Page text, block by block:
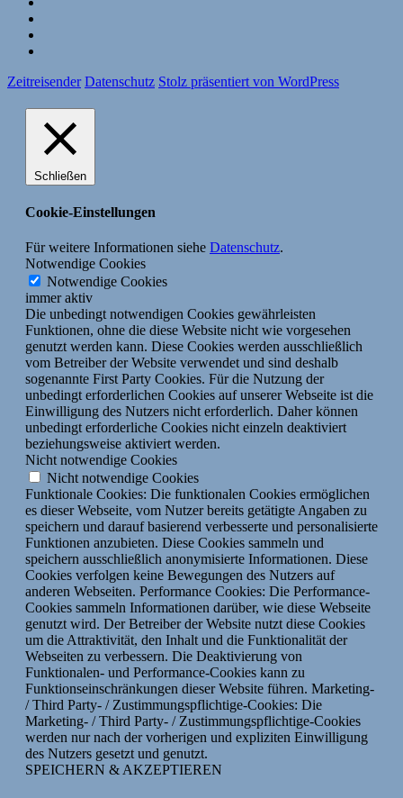
Zeitreisender Datenschutz Stolz präsentiert von WordPress
Schließen
Cookie-Einstellungen
Für weitere Informationen siehe Datenschutz.
Notwendige Cookies
Notwendige Cookies
immer aktiv
Die unbedingt notwendigen Cookies gewährleisten
Funktionen, ohne die diese Website nicht wie vorgesehen
genutzt werden kann. Diese Cookies werden ausschließlich
vom Betreiber der Website verwendet und sind deshalb
sogenannte First Party Cookies. Für die Nutzung der
unbedingt erforderlichen Cookies auf unserer Webseite ist die
Einwilligung des Nutzers nicht erforderlich. Daher können
unbedingt erforderliche Cookies nicht einzeln deaktiviert
beziehungsweise aktiviert werden.
Nicht notwendige Cookies
Nicht notwendige Cookies
Funktionale Cookies: Die funktionalen Cookies ermöglichen
es dieser Webseite, vom Nutzer bereits getätigte Angaben zu
speichern und darauf basierend verbesserte und personalisierte
Funktionen anzubieten. Diese Cookies sammeln und
speichern ausschließlich anonymisierte Informationen. Diese
Cookies verfolgen keine Bewegungen des Nutzers auf
anderen Webseiten. Performance Cookies: Die Performance-
Cookies sammeln Informationen darüber, wie diese Webseite
genutzt wird. Der Betreiber der Website nutzt diese Cookies
um die Attraktivität, den Inhalt und die Funktionalität der
Webseiten zu verbessern. Die Deaktivierung von
Funktionalen- und Performance-Cookies kann zu
Funktionseinschränkungen dieser Website führen. Marketing-
/ Third Party- / Zustimmungspflichtige-Cookies: Die
Marketing- / Third Party- / Zustimmungspflichtige-Cookies
werden nur nach der vorherigen und expliziten Einwilligung
des Nutzers gesetzt und genutzt.
SPEICHERN & AKZEPTIEREN